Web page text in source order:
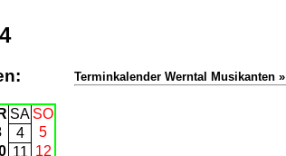
SA SO
4
5
11 12
Terminkalender Werntal Musikanten »